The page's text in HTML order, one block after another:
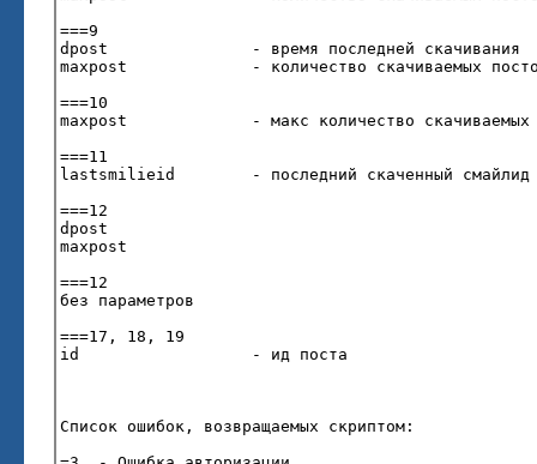
===9
dpost - время последней скачивания
maxpost - количество скачиваемых
===10
maxpost - макс количество скачиваемых
===11
lastsmilieid - последний скаченный
===12
dpost
maxpost
===12
без параметров
===17, 18, 19
id - ид поста
Список ошибок, возвращаемых скриптом: